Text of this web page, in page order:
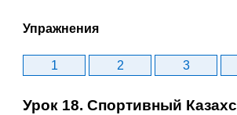
Упражнения
1 2 3
Урок 18. Спортивный